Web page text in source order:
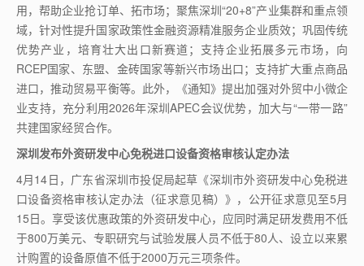
用，帮助企业抢订单、拓市场；聚焦深圳“20+8”产业集群和重点领
域，针对性提升国家政策性金融资源精准服务企业质效；巩固传统
优势产业，培育壮大出口新赛道；支持企业拓展多元市场，向
RCEP国家、东盟、金砖国家等新兴市场出口；支持扩大重点商品
进口，推动贸易平衡等。此外，《通知》提出加强对外贸中小微企
业支持，充分利用2026年深圳APEC会议优势，加大与“一带一路”
共建国家经贸合作。
深圳发布外资研发中心免税进口设备资格审核认定办法
4月14日，广东省深圳市投促局起草《深圳市外资研发中心免税进
口设备资格审核认定办法（征求意见稿）》，公开征求意见至5月
15日。享受该优惠政策的外资研发中心，应同时满足研发费用不低
于800万美元、专职研究与试验发展人员不低于80人、设立以来累
计购置的设备原值不低于2000万元三项条件。